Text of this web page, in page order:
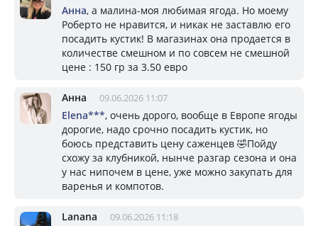
Анна, а малина-моя любимая ягода. Но моему
Роберто не нравится, и никак не заставлю его
посадить кустик! В магазинах она продается в
количестве смешном и по совсем не смешной
цене : 150 гр за 3.50 евро
Анна 09.06.2026 11:07
Elena***, очень дорого, вообще в Европе ягоды
дорогие, надо срочно посадить кустик, но
боюсь представить цену саженцев 🤣Пойду
схожу за клубникой, нынче разгар сезона и она
у нас нипочем в цене, уже можно закупать для
варенья и компотов.
Lanana 09.06.2026 11:18